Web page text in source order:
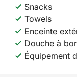
Snacks
Towels
Enceinte
Douche à
Équipement